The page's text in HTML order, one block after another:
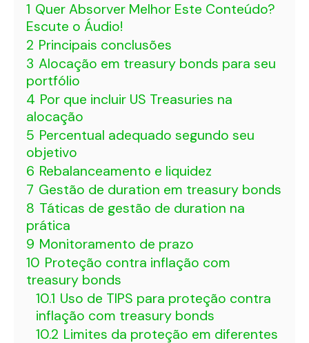
1 Quer Absorver Melhor Este Conteúdo?
Escute o Áudio!
2 Principais conclusões
3 Alocação em treasury bonds para seu
portfólio
4 Por que incluir US Treasuries na
alocação
5 Percentual adequado segundo seu
objetivo
6 Rebalanceamento e liquidez
7 Gestão de duration em treasury bonds
8 Táticas de gestão de duration na
prática
9 Monitoramento de prazo
10 Proteção contra inflação com
treasury bonds
10.1 Uso de TIPS para proteção contra
inflação com treasury bonds
10.2 Limites da proteção em diferentes